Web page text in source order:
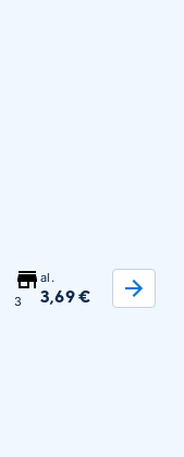
3
al.
3,69 €